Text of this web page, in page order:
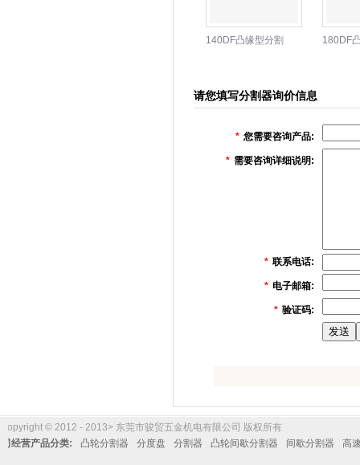
140DF凸缘型分割
180DF
请您填写分割器询价信息
* 您需要咨询产品:
* 需要咨询详细说明:
* 联系电话:
* 电子邮箱:
* 验证码:
Copyright © 2012 - 2013> 东莞市骏贸五金机电有限公司 版权所有
经营产品分类:
凸轮分割器 分度盘 分割器 凸轮间歇分割器 间歇分割器 高